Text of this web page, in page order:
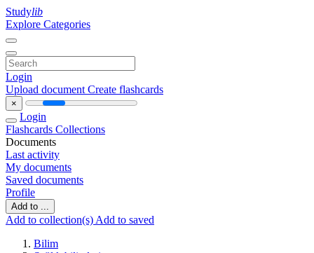
Studylib
Explore Categories
Login
Upload document Create flashcards
×
Login
Flashcards Collections
Documents
Last activity
My documents
Saved documents
Profile
Add to ...
Add to collection(s) Add to saved
Bilim